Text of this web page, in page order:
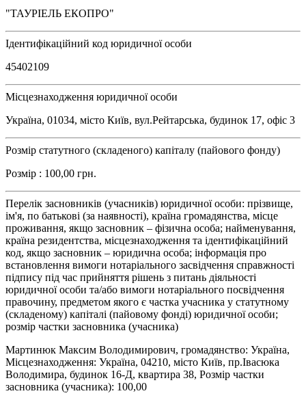
"ТАУРІЕЛЬ ЕКОПРО"
Ідентифікаційний код юридичної особи
45402109
Місцезнаходження юридичної особи
Україна, 01034, місто Київ, вул.Рейтарська, будинок 17, офіс 3
Розмір статутного (складеного) капіталу (пайового фонду)
Розмір : 100,00 грн.
Перелік засновників (учасників) юридичної особи: прізвище,
ім'я, по батькові (за наявності), країна громадянства, місце
проживання, якщо засновник – фізична особа; найменування,
країна резидентства, місцезнаходження та ідентифікаційний
код, якщо засновник – юридична особа; інформація про
встановлення вимоги нотаріального засвідчення справжності
підпису під час прийняття рішень з питань діяльності
юридичної особи та/або вимоги нотаріального посвідчення
правочину, предметом якого є частка учасника у статутному
(складеному) капіталі (пайовому фонді) юридичної особи;
розмір частки засновника (учасника)
Мартинюк Максим Володимирович, громадянство: Україна,
Місцезнаходження: Україна, 04210, місто Київ, пр.Івасюка
Володимира, будинок 16-Д, квартира 38, Розмір частки
засновника (учасника): 100,00